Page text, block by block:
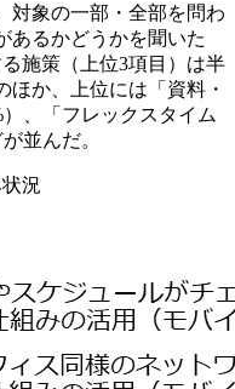
対象の一部・全部を問わ
あるかどうかを聞いた
施策（上位3項目）は半
か、上位には「資料・
、「フレックスタイム
並んだ。
況